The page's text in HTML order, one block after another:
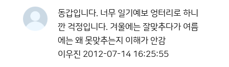
동갑입니다. 너무 일기예보 엉터리로 하니
깐 걱정입니다. 겨울에는 잘맞추다가 여름
에는 왜 못맞추는지 이해가 안감
이우진 2012-07-14 16:25:55